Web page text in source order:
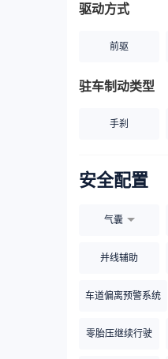
驱动方式
前驱
驻车制动类型
手刹
安全配置
气囊
并线辅助
车道偏离预警系统
零胎压继续行驶